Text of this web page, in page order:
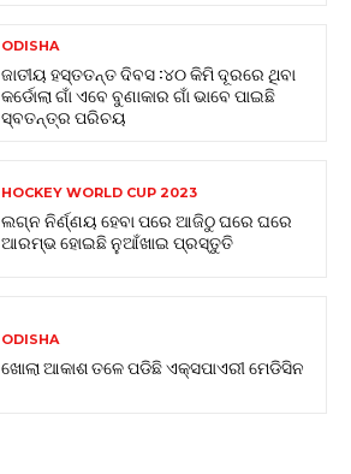
ODISHA
ଜାତୀୟ ହସ୍ତତନ୍ତ ଦିବସ :୪୦ କିମି ଦୂରରେ ଥିବା
କର୍ଡୋଲା ଗାଁ ଏବେ ବୁଣାକାର ଗାଁ ଭାବେ ପାଇଛି
ସ୍ବତନ୍ତ୍ର ପରିଚୟ
HOCKEY WORLD CUP 2023
ଲଗ୍ନ ନିର୍ଣ୍ଣୟ ହେବା ପରେ ଆଜିଠୁ ଘରେ ଘରେ
ଆରମ୍ଭ ହୋଇଛି ନୁଆଁଖାଇ ପ୍ରସ୍ତୁତି
ODISHA
ଖୋଲା ଆକାଶ ତଳେ ପଡିଛି ଏକ୍ସପାଏରୀ ମେଡିସିନ